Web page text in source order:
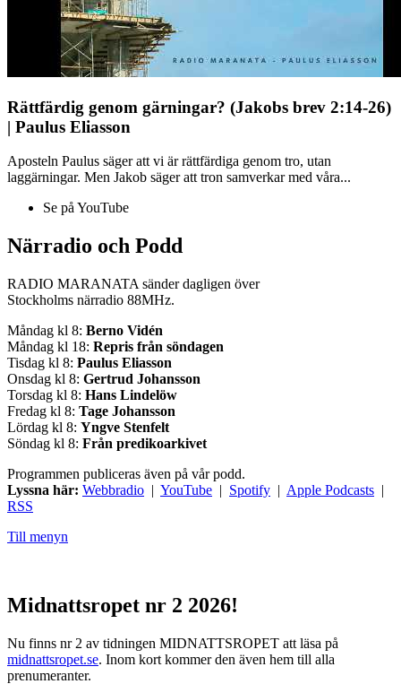
Rättfärdig genom gärningar? (Jakobs brev 2:14-26)
| Paulus Eliasson
Aposteln Paulus säger att vi är rättfärdiga genom tro, utan
laggärningar. Men Jakob säger att tron samverkar med våra...
Se på YouTube
Närradio och Podd
RADIO MARANATA sänder dagligen över
Stockholms närradio 88MHz.
Måndag kl 8: Berno Vidén
Måndag kl 18: Repris från söndagen
Tisdag kl 8: Paulus Eliasson
Onsdag kl 8: Gertrud Johansson
Torsdag kl 8: Hans Lindelöw
Fredag kl 8: Tage Johansson
Lördag kl 8: Yngve Stenfelt
Söndag kl 8: Från predikoarkivet
Programmen publiceras även på vår podd.
Lyssna här: Webbradio | YouTube | Spotify | Apple Podcasts |
RSS
Till menyn
Midnattsropet nr 2 2026!
Nu finns nr 2 av tidningen MIDNATTSROPET att läsa på
midnattsropet.se. Inom kort kommer den även hem till alla
prenumeranter.